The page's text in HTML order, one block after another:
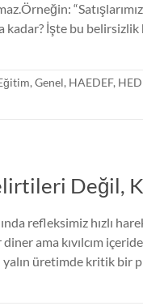
kadar? İşte bu
, Genel, HAEDEF,
Değil,
refleksimiz hızlı
ama kıvılcım
yalın üretimde kritik bir